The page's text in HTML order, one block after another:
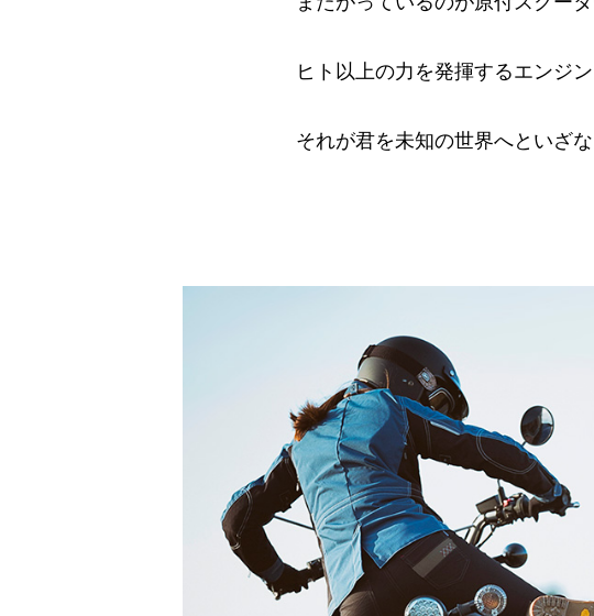
ヒト以上の力を発揮するエンジ
それが君を未知の世界へといざな